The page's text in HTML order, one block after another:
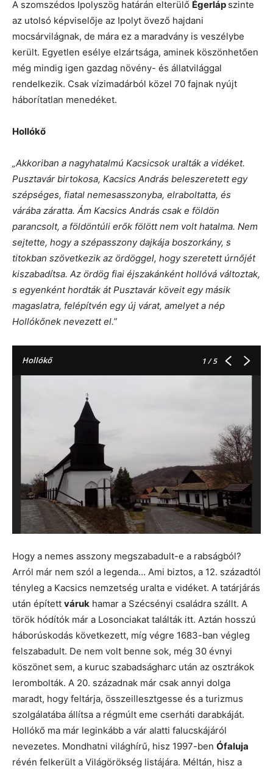
A szomszédos Ipolyszög határán elterülő Égerláp szinte
az utolsó képviselője az Ipolyt övező hajdani
mocsárvilágnak, de mára ez a maradvány is veszélybe
került. Egyetlen esélye elzártsága, aminek köszönhetően
még mindig igen gazdag növény- és állatvilággal
rendelkezik. Csak vízimadárból közel 70 fajnak nyújt
háborítatlan menedéket.
Hollókő
„Akkoriban a nagyhatalmú Kacsicsok uralták a vidéket.
Pusztavár birtokosa, Kacsics András beleszeretett egy
szépséges, fiatal nemesasszonyba, elraboltatta, és
várába záratta. Ám Kacsics András csak e földön
parancsolt, a földöntúli erők fölött nem volt hatalma. Nem
sejtette, hogy a szépasszony dajkája boszorkány, s
titokban szövetkezik az ördöggel, hogy szeretett úrnőjét
kiszabadítsa. Az ördög fiai éjszakánként hollóvá változtak,
s egyenként hordták át Pusztavár köveit egy másik
magaslatra, felépítvén egy új várat, amelyet a nép
Hollókőnek nevezett el.”
Hollókő 1/ 5
Hogy a nemes asszony megszabadult-e a rabságból?
Arról már nem szól a legenda… Ami biztos, a 12. századtól
tényleg a Kacsics nemzetség uralta e vidéket. A tatárjárás
után épített váruk hamar a Szécsényi családra szállt. A
török hódítók már a Losonciakat találták itt. Aztán hosszú
háborúskodás következett, míg végre 1683-ban végleg
felszabadult. De nem volt benne sok, még 30 évnyi
köszönet sem, a kuruc szabadságharc után az osztrákok
lerombolták. A 20. századnak már csak annyi dolga
maradt, hogy feltárja, összeillesztgesse és a turizmus
szolgálatába állítsa a régmúlt eme cserháti darabkáját.
Hollókő ma már leginkább a vár alatti falucskájáról
nevezetes. Mondhatni világhírű, hisz 1997-ben Ófaluja
révén felkerült a Világörökség listájára. Méltán, hisz a